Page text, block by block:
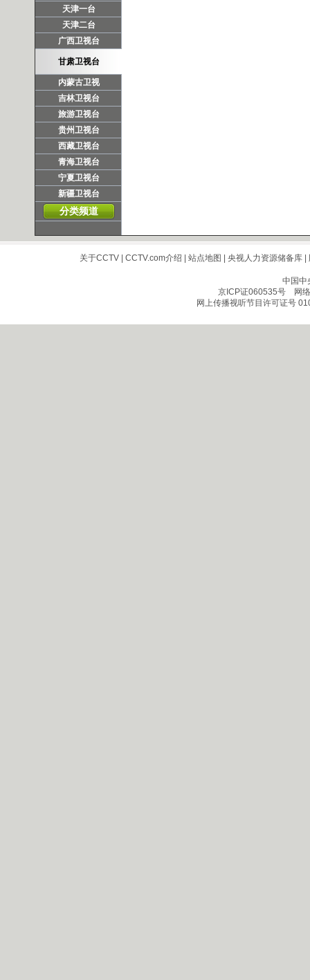
天津一台
天津二台
广西卫视台
甘肃卫视台
内蒙古卫视
吉林卫视台
旅游卫视台
贵州卫视台
西藏卫视台
青海卫视台
宁夏卫视台
新疆卫视台
分类频道
关于CCTV| CCTV.com介绍 站点地图 央视人力资源储备库|
中国中
京ICP证060535号网络
网上传播视听节目许可证号